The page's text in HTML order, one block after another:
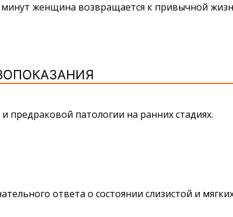
минут женщина возвращается к привычной
предраковой патологии на ранних стадиях.
ответа о состоянии слизистой и